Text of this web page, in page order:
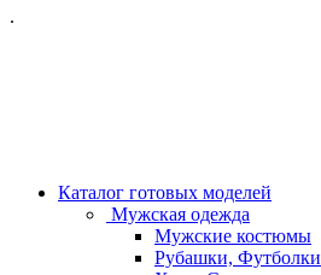
.
Каталог готовых моделей
Мужская одежда
Мужские костюмы
Рубашки, Футболки